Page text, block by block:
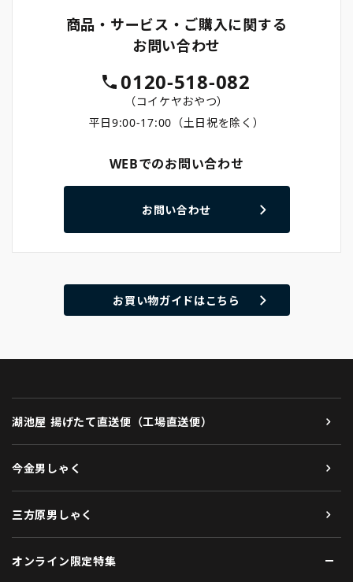
商品・サービス・ご購入に関する
お問い合わせ
0120-518-082
（コイケヤおやつ）
平日9:00-17:00（土日祝を除く）
WEBでのお問い合わせ
お問い合わせ
お買い物ガイドはこちら
湖池屋 揚げたて直送便（工場直送便）
今金男しゃく
三方原男しゃく
オンライン限定特集